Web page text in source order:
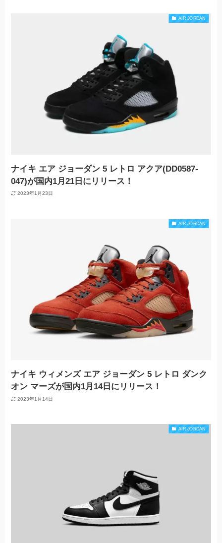
AIR JORDAN
ナイキ エア ジョーダン 5 レトロ アクア(DD0587-
047)が国内1月21日にリリース！
2023年1月23日
AIR JORDAN
ナイキ ウィメンズ エア ジョーダン 5 レトロ ダンク
オン マーズが国内1月14日にリリース！
2023年1月14日
AIR JORDAN